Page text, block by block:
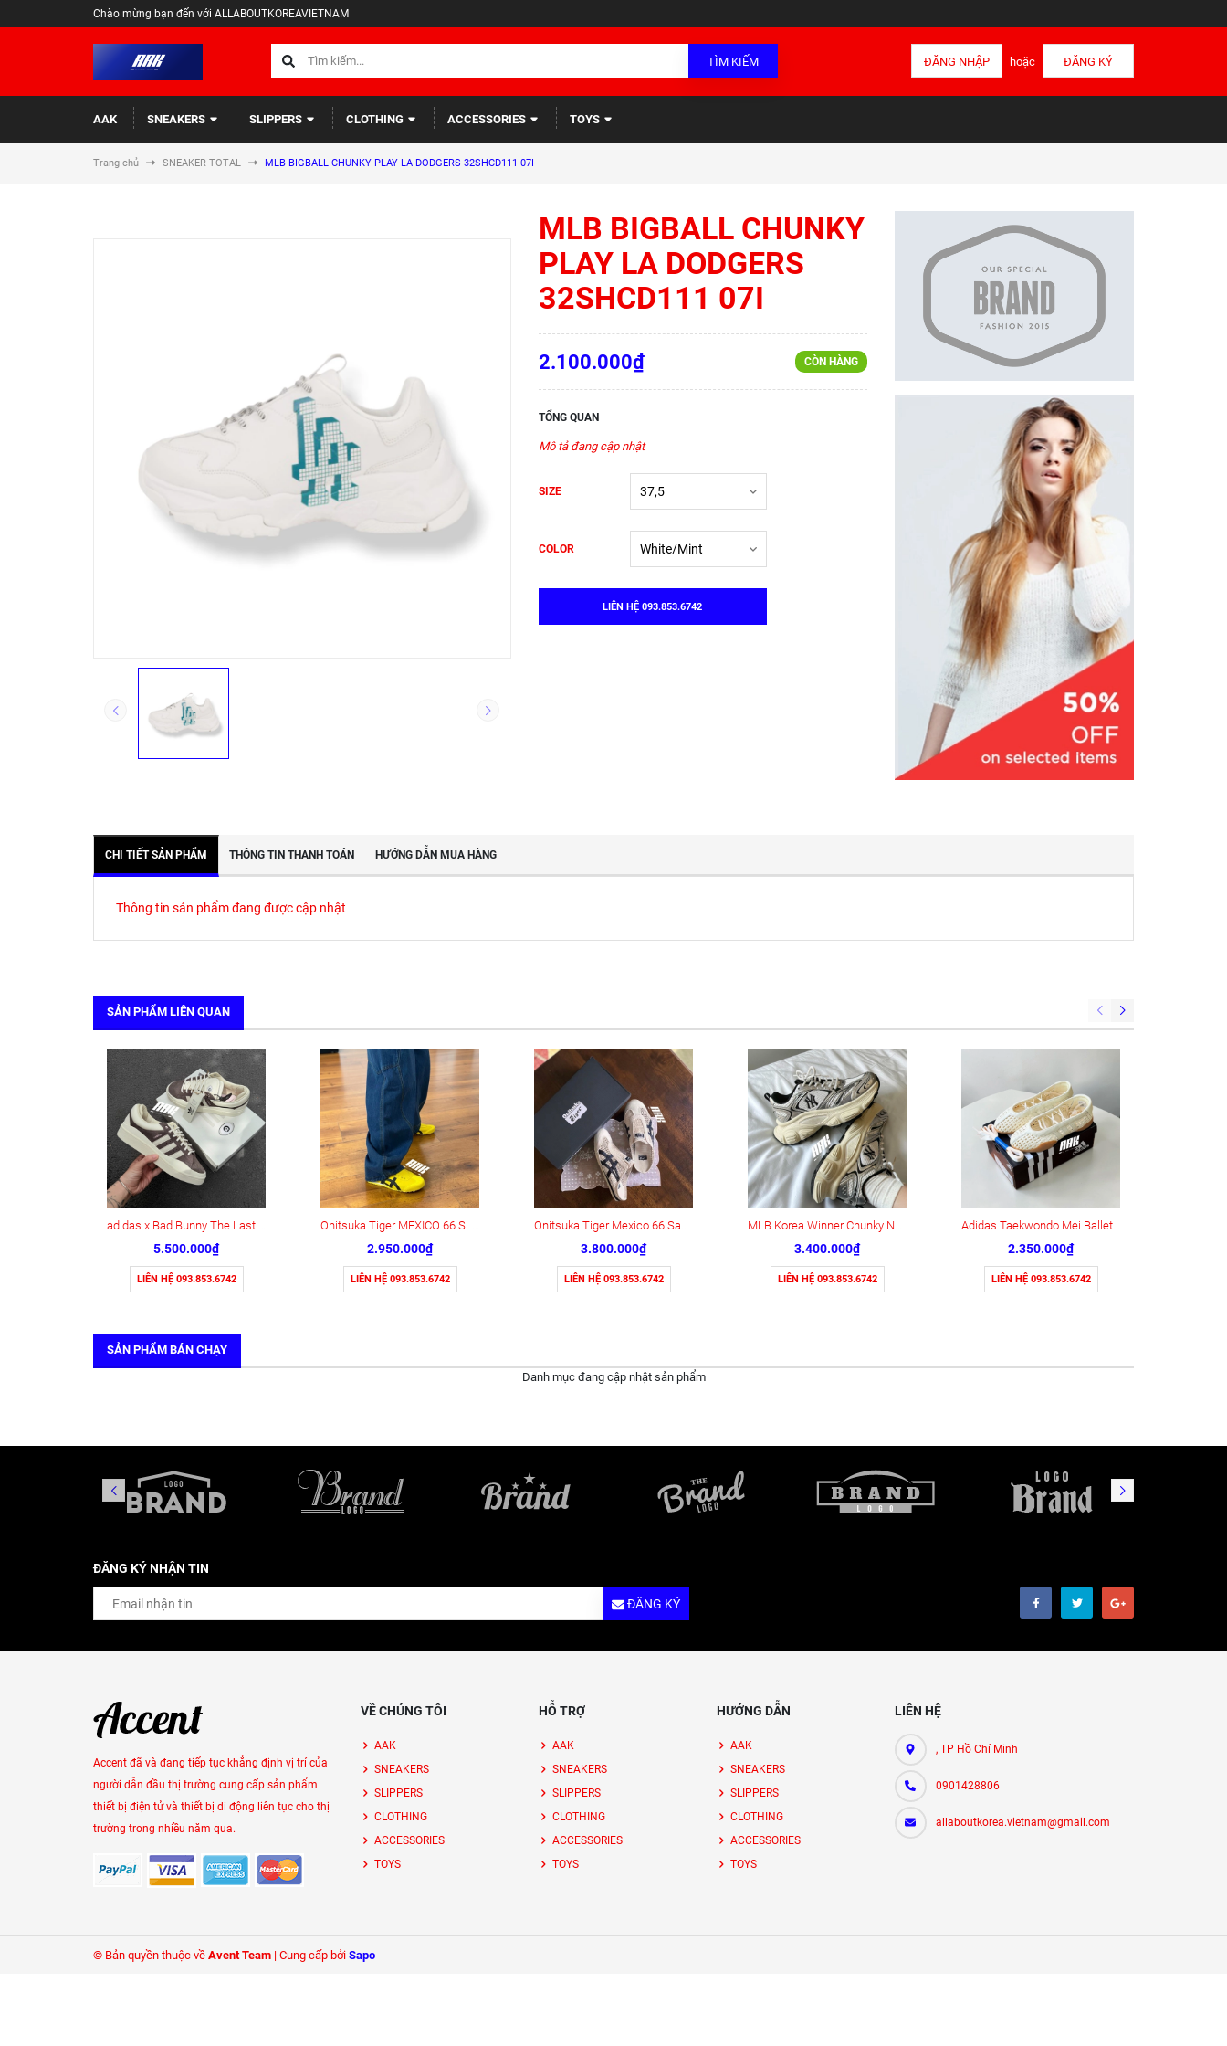
Chào mừng bạn đến với ALLABOUTKOREAVIETNAM
TÌM KIẾM ĐĂNG NHẬP hoặc ĐĂNG KÝ
AAK SNEAKERS SLIPPERS CLOTHING ACCESSORIES TOYS
Trang chủ SNEAKER TOTAL MLB BIGBALL CHUNKY PLAY LA DODGERS 32SHCD111 07I
MLB BIGBALL CHUNKY
PLAY LA DODGERS
32SHCD111 07I
2.100.000₫ CÒN HÀNG
TỔNG QUAN
Mô tả đang cập nhật
SIZE
COLOR
LIÊN HỆ 093.853.6742
CHI TIẾT SẢN PHẨM THÔNG TIN THANH TOÁN HƯỚNG DẪN MUA HÀNG
Thông tin sản phẩm đang được cập nhật
SẢN PHẨM LIÊN QUAN
adidas x Bad Bunny The Last Campus (ID2534)
5.500.000₫
LIÊN HỆ 093.853.6742
Onitsuka Tiger MEXICO 66 SLIP-ON (1183A746-751)
2.950.000₫
LIÊN HỆ 093.853.6742
Onitsuka Tiger Mexico 66 Sabot ‘Peacoat’ (1183C123-200)
3.800.000₫
LIÊN HỆ 093.853.6742
MLB Korea Winner Chunky New York Yankees (3ASHWD15N-50IVS)
3.400.000₫
LIÊN HỆ 093.853.6742
Adidas Taekwondo Mei Ballet ‘Cream White’ (KI3582)
2.350.000₫
LIÊN HỆ 093.853.6742
SẢN PHẨM BÁN CHẠY
Danh mục đang cập nhật sản phẩm
ĐĂNG KÝ NHẬN TIN
ĐĂNG KÝ
Accent đã và đang tiếp tục khẳng định vị trí của
người dẫn đầu thị trường cung cấp sản phẩm
thiết bị điện tử và thiết bị di động liên tục cho thị
trường trong nhiều năm qua.
VỀ CHÚNG TÔI
AAK
SNEAKERS
SLIPPERS
CLOTHING
ACCESSORIES
TOYS
HỖ TRỢ
AAK
SNEAKERS
SLIPPERS
CLOTHING
ACCESSORIES
TOYS
HƯỚNG DẪN
AAK
SNEAKERS
SLIPPERS
CLOTHING
ACCESSORIES
TOYS
LIÊN HỆ
, TP Hồ Chí Minh
0901428806
allaboutkorea.vietnam@gmail.com
© Bản quyền thuộc về Avent Team | Cung cấp bởi Sapo